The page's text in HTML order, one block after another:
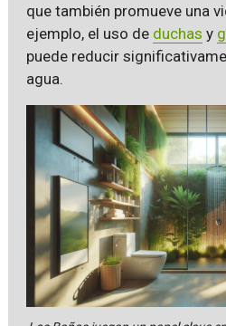
que también promueve una
ejemplo, el uso de duchas y
puede reducir
agua.